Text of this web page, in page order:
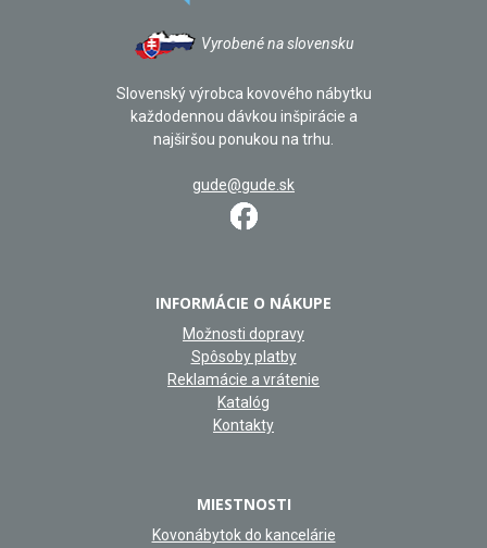
Vyrobené na slovensku
Slovenský výrobca kovového nábytku
každodennou dávkou inšpirácie a
najširšou ponukou na trhu.
gude@gude.sk
INFORMÁCIE O NÁKUPE
Možnosti dopravy
Spôsoby platby
Reklamácie a vrátenie
Katalóg
Kontakty
MIESTNOSTI
Kovonábytok do kancelárie